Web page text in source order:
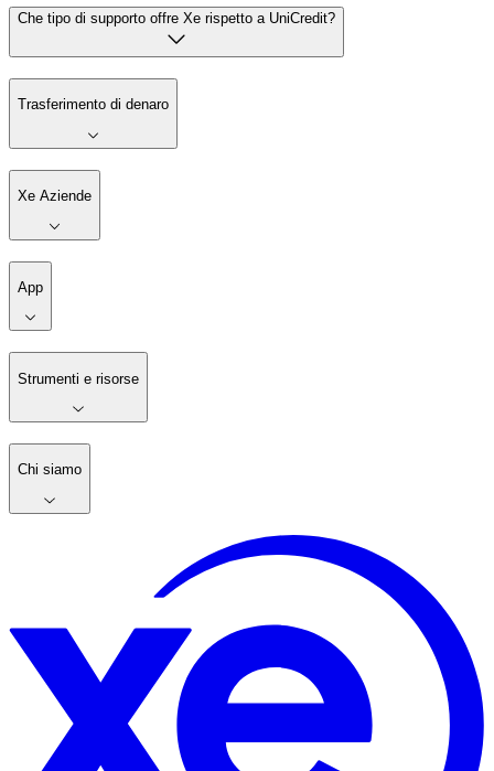
Che tipo di supporto offre Xe rispetto a UniCredit?
Trasferimento di denaro
Xe Aziende
App
Strumenti e risorse
Chi siamo